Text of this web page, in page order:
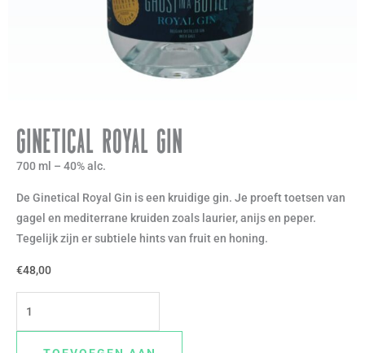
Ginetical Royal Gin
700 ml – 40% alc.
De Ginetical Royal Gin is een kruidige gin. Je proeft toetsen van
gagel en mediterrane kruiden zoals laurier, anijs en peper.
Tegelijk zijn er subtiele hints van fruit en honing.
€48,00